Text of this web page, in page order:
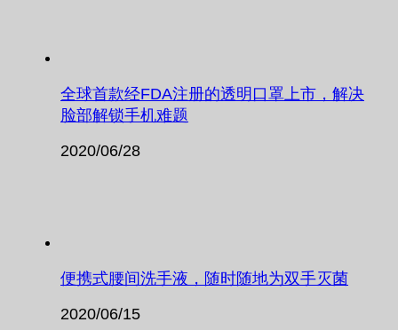
全球首款经FDA注册的透明口罩上市，解决
脸部解锁手机难题
2020/06/28
便携式腰间洗手液，随时随地为双手灭菌
2020/06/15